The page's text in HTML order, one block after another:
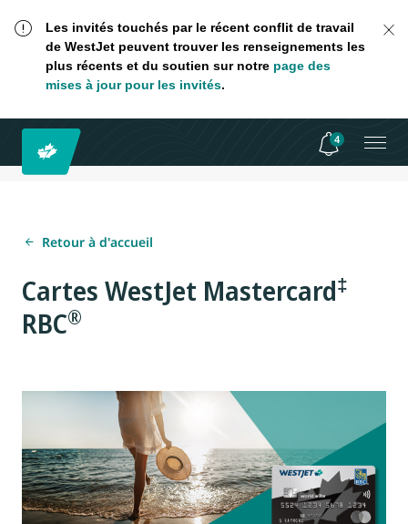
Les invités touchés par le récent conflit de travail
de WestJet peuvent trouver les renseignements les
plus récents et du soutien sur notre page des
mises à jour pour les invités.
4
Retour à d'accueil
Cartes WestJet Mastercard‡
RBC®